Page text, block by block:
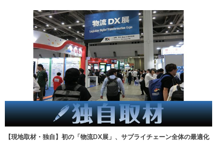
【現地取材・独自】初の「物流DX展」、サプライチェーン全体の最適化